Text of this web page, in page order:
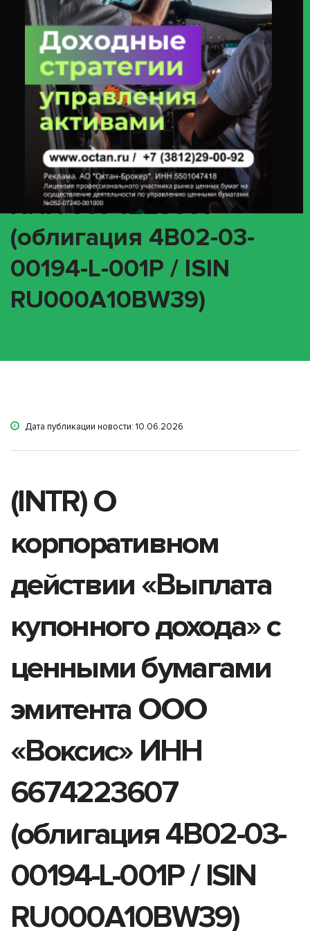
ISIN RU000A10BW39)
(INTR) О корпоративном
действии «Выплата
купонного дохода» с
ценными бумагами
эмитента ООО «Воксис»
ИНН 6674223607
(облигация 4B02-03-
00194-L-001P / ISIN
RU000A10BW39)
Дата публикации новости: 10.06.2026
(INTR) О
корпоративном
действии «Выплата
купонного дохода» с
ценными бумагами
эмитента ООО
«Воксис» ИНН
6674223607
(облигация 4B02-03-
00194-L-001P / ISIN
RU000A10BW39)